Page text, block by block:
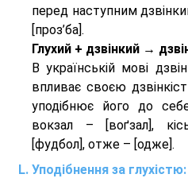
перед наступним
[проз’ба].
Глухий + дзвінкий →
В українській мові
впливає своєю
уподібнює його до
вокзал – [воґзал],
[фудбол], отже – [одже].
Уподібнення за глухістю: